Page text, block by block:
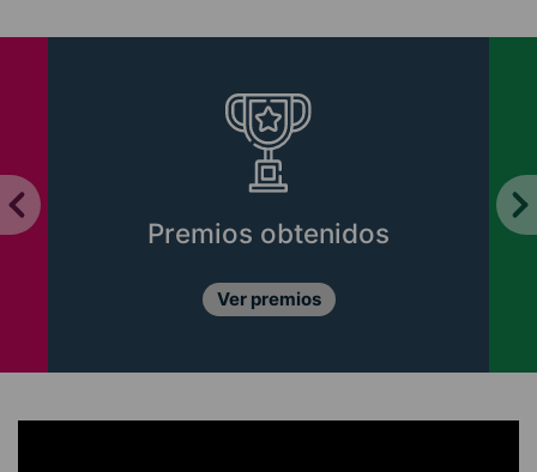
Premios obtenidos
Ver premios